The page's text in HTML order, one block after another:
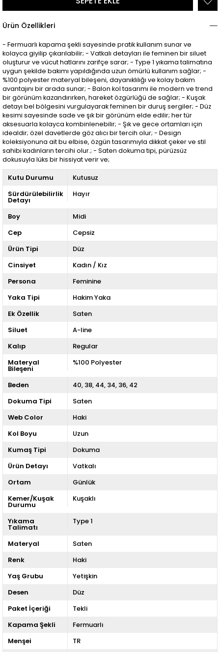
Ürün Özellikleri
- Fermuarlı kapama şekli sayesinde pratik kullanım sunar ve
kolayca giyilip çıkarılabilir; - Vatkalı detayları ile feminen bir siluet
oluşturur ve vücut hatlarını zarifçe sarar; - Type 1 yıkama talimatına
uygun şekilde bakımı yapıldığında uzun ömürlü kullanım sağlar; -
%100 polyester materyal bileşeni, dayanıklılığı ve kolay bakım
avantajını bir arada sunar; - Balon kol tasarımı ile modern ve trend
bir görünüm kazandırırken, hareket özgürlüğü de sağlar; - Kuşak
detayı bel bölgesini vurgulayarak feminen bir duruş sergiler; - Düz
kesimi sayesinde sade ve şık bir görünüm elde edilir; her tür
aksesuarla kolayca kombinlenebilir; - Şık ve gece ortamları için
idealdir; özel davetlerde göz alıcı bir tercih olur; - Design
koleksiyonuna ait bu elbise, özgün tasarımıyla dikkat çeker ve stil
sahibi kadınların tercihi olur.; - Saten dokuma tipi, pürüzsüz
dokusuyla lüks bir hissiyat verir ve;
Kutu Durumu
Kutusuz
Sürdürülebilirlik
Detayı
Hayır
Boy
Midi
Cep
Cepsiz
Ürün Tipi
Düz
Cinsiyet
Kadın / Kız
Persona
Feminine
Yaka Tipi
Hakim Yaka
Ek Özellik
Saten
Siluet
A-line
Kalıp
Regular
Materyal
Bileşeni
%100 Polyester
Beden 40 38 44 34 36 42
Dokuma Tipi
Saten
Web Color
Haki
Kol Boyu
Uzun
Kumaş Tipi
Dokuma
Ürün Detayı
Vatkalı
Ortam
Günlük
Kemer/Kuşak
Durumu
Kuşaklı
Yıkama
Talimatı
Type 1
Materyal
Saten
Renk
Haki
Yaş Grubu
Yetişkin
Desen
Düz
Paket İçeriği
Tekli
Kapama Şekli
Fermuarlı
Menşei
TR